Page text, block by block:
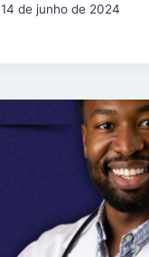
14 de junho de 2024